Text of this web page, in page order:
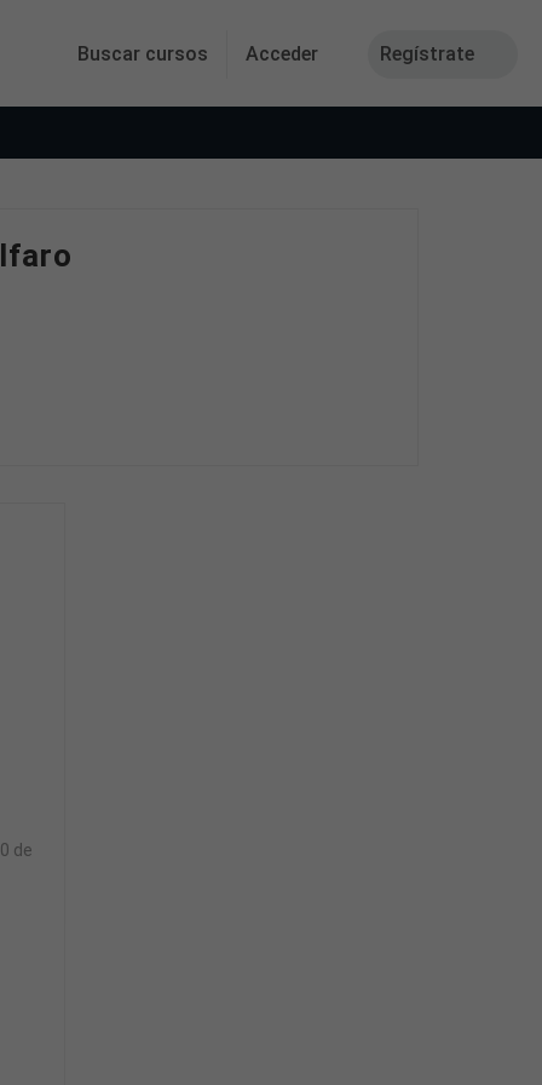
Buscar cursos Acceder Regístrate
de